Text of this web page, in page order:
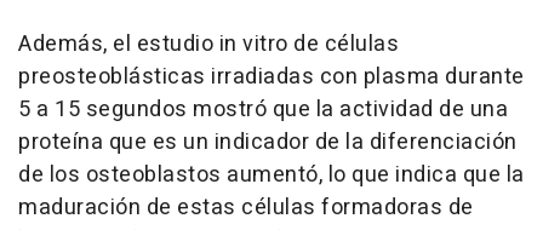
Además, el estudio in vitro de células
preosteoblásticas irradiadas con plasma durante
5 a 15 segundos mostró que la actividad de una
proteína que es un indicador de la diferenciación
de los osteoblastos aumentó, lo que indica que la
maduración de estas células formadoras de